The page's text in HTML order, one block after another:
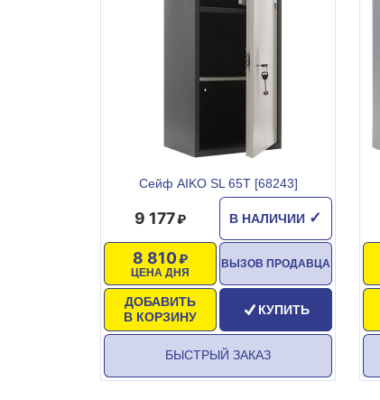
Сейф AIKO SL 65T [68243]
В НАЛИЧИИ ✓
9 177
ЦЕНА ДНЯ
8 810
ДОБАВИТЬ
В КОРЗИНУ
ВЫЗОВ ПРОДАВЦА
КУПИТЬ
БЫСТРЫЙ ЗАКАЗ